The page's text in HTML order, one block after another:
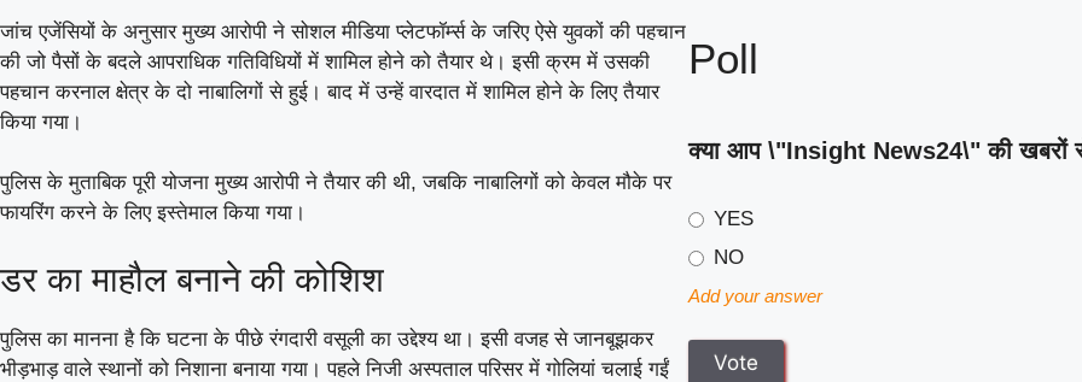
जांच एजेंसियों के अनुसार मुख्य आरोपी ने सोशल मीडिया प्लेटफॉर्म्स के जरिए ऐसे युवकों की पहचान
की जो पैसों के बदले आपराधिक गतिविधियों में शामिल होने को तैयार थे। इसी क्रम में उसकी
पहचान करनाल क्षेत्र के दो नाबालिगों से हुई। बाद में उन्हें वारदात में शामिल होने के लिए तैयार
किया गया।
पुलिस के मुताबिक पूरी योजना मुख्य आरोपी ने तैयार की थी, जबकि नाबालिगों को केवल मौके पर
फायरिंग करने के लिए इस्तेमाल किया गया।
डर का माहौल बनाने की कोशिश
पुलिस का मानना है कि घटना के पीछे रंगदारी वसूली का उद्देश्य था। इसी वजह से जानबूझकर
भीड़भाड़ वाले स्थानों को निशाना बनाया गया। पहले निजी अस्पताल परिसर में गोलियां चलाई गईं
Poll
क्या आप \"Insight News24\" की खबरों
YES
NO
Add your answer